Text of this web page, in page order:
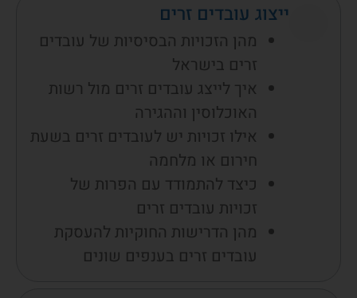
ייצוג עובדים זרים
מהן הזכויות הבסיסיות של עובדים
זרים בישראל
איך לייצג עובדים זרים מול רשות
האוכלוסין וההגירה
אילו זכויות יש לעובדים זרים בשעת
חירום או מלחמה
כיצד להתמודד עם הפרות של
זכויות עובדים זרים
מהן הדרישות החוקיות להעסקת
עובדים זרים בענפים שונים